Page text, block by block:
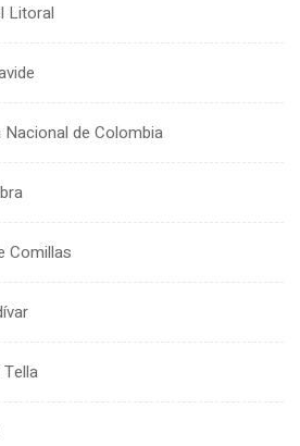
Litoral
de Colombia
Comillas